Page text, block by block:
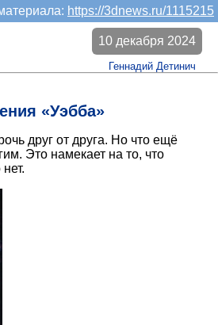
https://3dnews.ru/1115215
«Уэбба»
10 декабря 2024
Геннадий Детинич
друг от друга. Но что ещё
Это намекает на то, что